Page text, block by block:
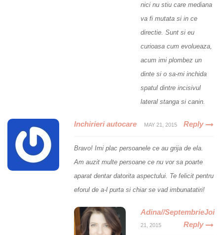
nici nu stiu care mediana
va fi mutata si in ce
directie. Sunt si eu
curioasa cum evolueaza,
acum imi plombez un
dinte si o sa-mi inchida
spatul dintre incisivul
lateral stanga si canin.
Inchirieri autocare MAY 21, 2015 Reply
Bravo! Imi plac persoanele ce au grija de ela.
Am auzit multe persoane ce nu vor sa poarte
aparat dentar datorita aspectului. Te felicit pentru
eforul de a-l purta si chiar se vad imbunatatiri!
Adina//SeptembrieJoi
21, 2015 Reply